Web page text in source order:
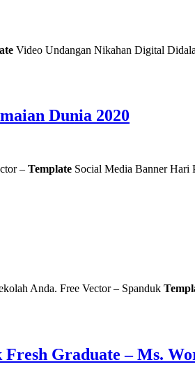
Video Undangan Nikahan Digital
Dunia 2020
– Template Social Media Banner
Anda. Free Vector – Spanduk
Graduate – Ms.